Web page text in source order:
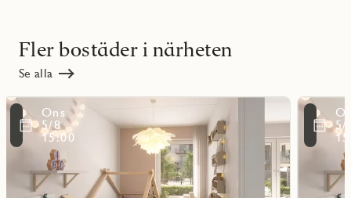
Fler bostäder i närheten
Se alla
Ons
5/8
15:00
Läs
mer
objekt
5/
Läs
mer
objekt